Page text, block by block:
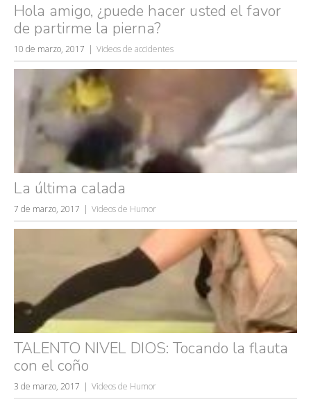
Hola amigo, ¿puede hacer usted el favor
de partirme la pierna?
10 de marzo, 2017 Videos de accidentes
La última calada
7 de marzo, 2017 Videos de Humor
TALENTO NIVEL DIOS: Tocando la flauta
con el coño
3 de marzo, 2017 Videos de Humor